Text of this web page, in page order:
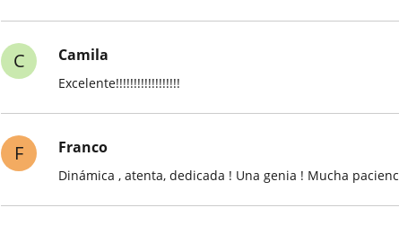
C Camila
Excelente!!!!!!!!!!!!!!!!!!
F Franco
Dinámica , atenta, dedicada ! Una genia ! Mucha